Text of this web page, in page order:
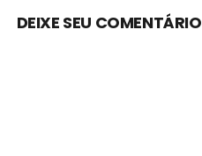
DEIXE SEU COMENTÁRIO